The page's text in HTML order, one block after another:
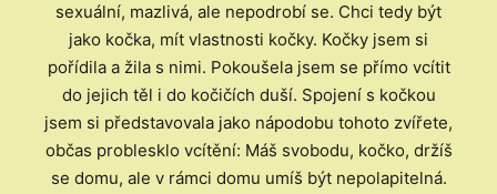
sexuální, mazlivá, ale nepodrobí se. Chci tedy být
jako kočka, mít vlastnosti kočky. Kočky jsem si
pořídila a žila s nimi. Pokoušela jsem se přímo vcítit
do jejich těl i do kočičích duší. Spojení s kočkou
jsem si představovala jako nápodobu tohoto zvířete,
občas problesklo vcítění: Máš svobodu, kočko, držíš
se domu, ale v rámci domu umíš být nepolapitelná.